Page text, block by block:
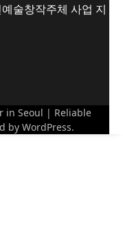
술창작주체 사업 지
in Seoul | Reliable
by WordPress.